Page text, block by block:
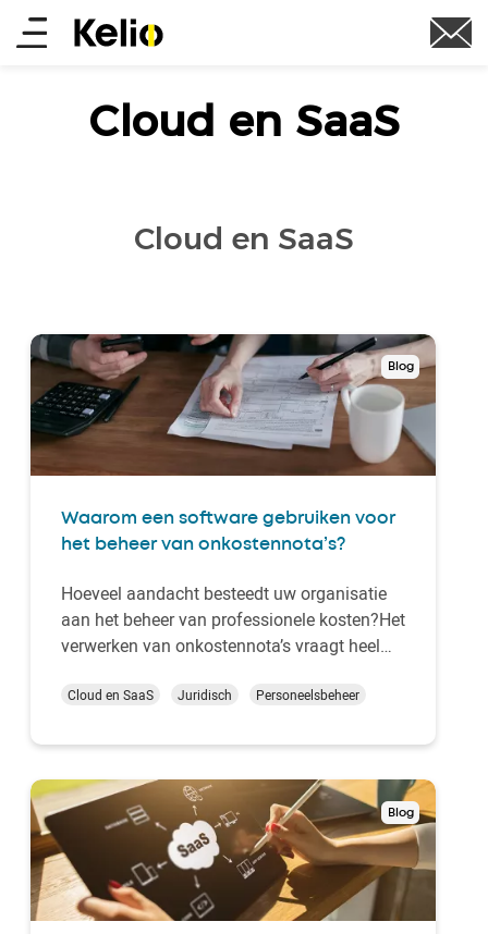
Skip
Main
Cloud en SaaS
Cloud en SaaS
Blog
Waarom een software gebruiken voor
het beheer van onkostennota’s?
Hoeveel aandacht besteedt uw organisatie
aan het beheer van professionele kosten?Het
verwerken van onkostennota’s vraagt heel
met daarbij een risico op fouten en soms
lancering van het gloednieuwe
“Onkostennota”-module va…
Cloud en SaaS Juridisch Personeelsbeheer
Blog